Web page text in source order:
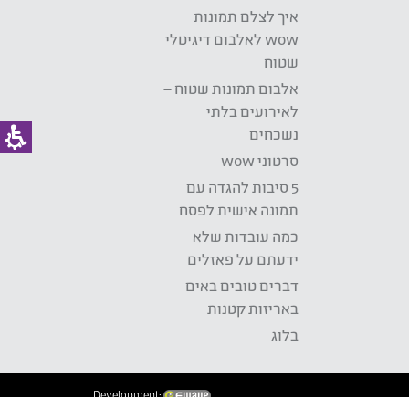
איך לצלם תמונות
wow לאלבום דיגיטלי
שטוח
אלבום תמונות שטוח –
לאירועים בלתי
נשכחים
סרטוני wow
5 סיבות להגדה עם
תמונה אישית לפסח
כמה עובדות שלא
ידעתם על פאזלים
דברים טובים באים
באריזות קטנות
בלוג
Development: